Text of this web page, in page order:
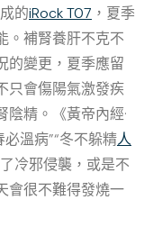
的iRock T07 ，夏季
。補腎養肝不克不
的變更，夏季應留
只會傷陽氣激發疾
陰精。《黃帝內經·
必溫病”“冬不躲精人
冷邪侵襲，或是不
會很不難得發燒一